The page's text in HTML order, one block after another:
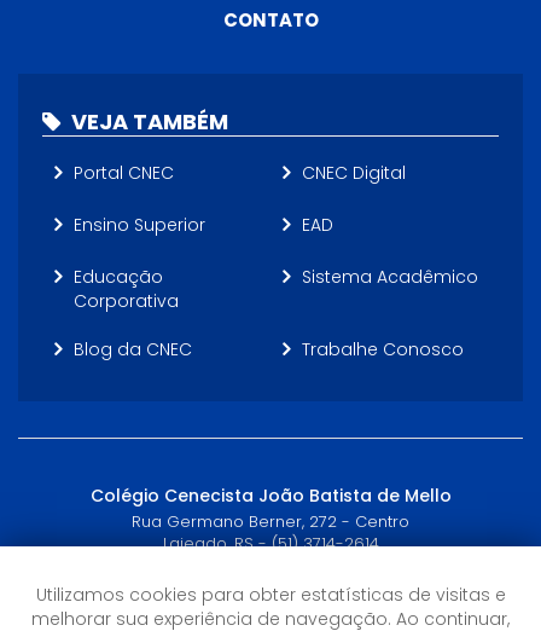
CONTATO
VEJA TAMBÉM
Portal CNEC CNEC Digital
Ensino Superior EAD
Educação
Corporativa
Sistema Acadêmico
Blog da CNEC Trabalhe Conosco
Colégio Cenecista João Batista de Mello
Rua Germano Berner, 272 - Centro
Lajeado, RS - (51) 3714-2614
Horário de Atendimento
Utilizamos cookies para obter estatísticas de visitas e
melhorar sua experiência de navegação. Ao continuar,